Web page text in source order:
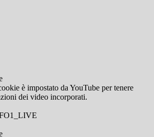
è impostato da YouTube per tenere
dei video incorporati.